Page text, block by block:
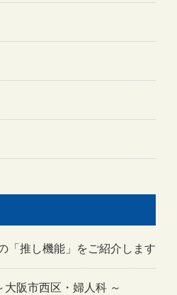
「推し機能」をご紹介します
阪市西区・婦人科 ～